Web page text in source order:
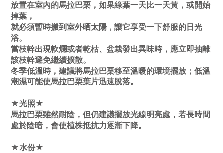
放置在室內的馬拉巴栗，如果綠葉一天比一天黃，或開始
掉葉，
就必須暫時搬到室外晒太陽，讓它享受一下舒服的日光
浴。
當枝幹出現軟爛或者乾枯、盆栽發出異味時，應立即抽離
該枝幹避免繼續擴散。
冬季低溫時，建議將馬拉巴栗移至溫暖的環境擺放；低溫
潮濕可能使馬拉巴栗葉片迅速脫落。
★光照★
馬拉巴栗雖然耐陰，但仍建議擺放光線明亮處，若長時間
處於陰暗，會使植株抵抗力逐漸下降。
★水份★